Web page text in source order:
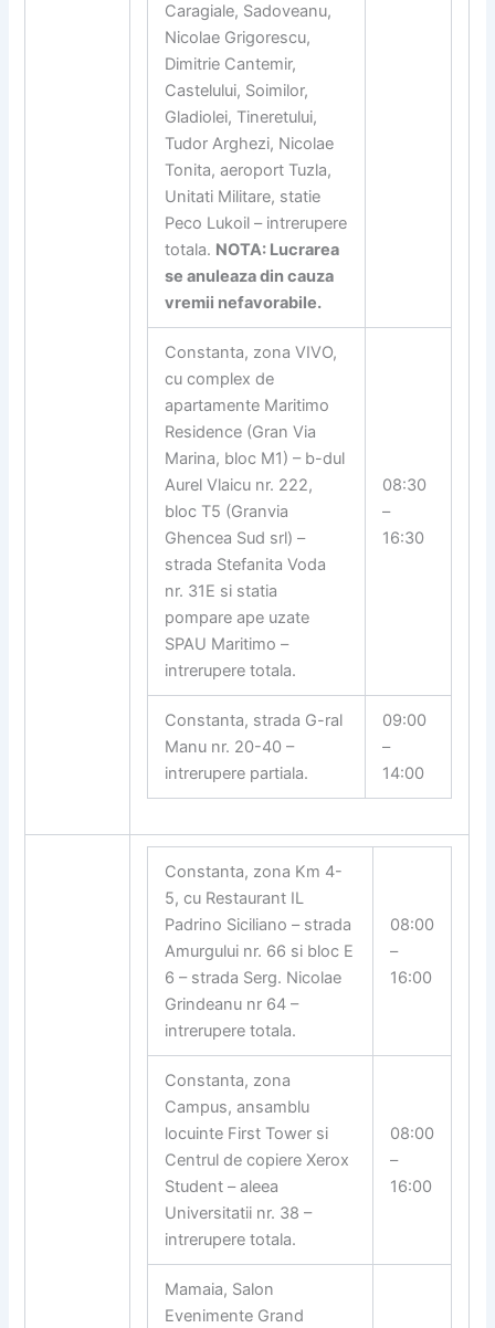
Caragiale, Sadoveanu,
Nicolae Grigorescu,
Dimitrie Cantemir,
Castelului, Soimilor,
Gladiolei, Tineretului,
Tudor Arghezi, Nicolae
Tonita, aeroport Tuzla,
Unitati Militare, statie
Peco Lukoil – intrerupere
totala. NOTA: Lucrarea
se anuleaza din cauza
vremii nefavorabile.
Constanta, zona VIVO,
cu complex de
apartamente Maritimo
Residence (Gran Via
Marina, bloc M1) – b-dul
Aurel Vlaicu nr. 222,
bloc T5 (Granvia
Ghencea Sud srl) –
strada Stefanita Voda
nr. 31E si statia
pompare ape uzate
SPAU Maritimo –
intrerupere totala.
08:30
–
16:30
Constanta, strada G-ral
Manu nr. 20-40 –
intrerupere partiala.
09:00
–
14:00
Constanta, zona Km 4-
5, cu Restaurant IL
Padrino Siciliano – strada
Amurgului nr. 66 si bloc E
6 – strada Serg. Nicolae
Grindeanu nr 64 –
intrerupere totala.
08:00
–
16:00
Constanta, zona
Campus, ansamblu
locuinte First Tower si
Centrul de copiere Xerox
Student – aleea
Universitatii nr. 38 –
intrerupere totala.
08:00
–
16:00
Mamaia, Salon
Evenimente Grand